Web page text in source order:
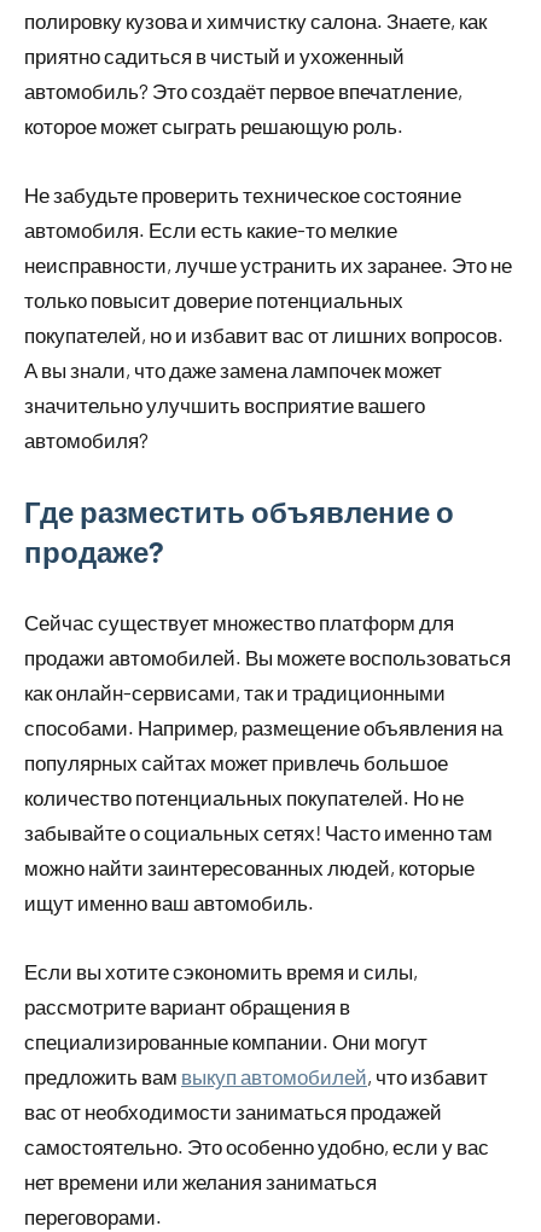
полировку кузова и химчистку салона. Знаете, как
приятно садиться в чистый и ухоженный
автомобиль? Это создаёт первое впечатление,
которое может сыграть решающую роль.
Не забудьте проверить техническое состояние
автомобиля. Если есть какие-то мелкие
неисправности, лучше устранить их заранее. Это не
только повысит доверие потенциальных
покупателей, но и избавит вас от лишних вопросов.
А вы знали, что даже замена лампочек может
значительно улучшить восприятие вашего
автомобиля?
Где разместить объявление о
продаже?
Сейчас существует множество платформ для
продажи автомобилей. Вы можете воспользоваться
как онлайн-сервисами, так и традиционными
способами. Например, размещение объявления на
популярных сайтах может привлечь большое
количество потенциальных покупателей. Но не
забывайте о социальных сетях! Часто именно там
можно найти заинтересованных людей, которые
ищут именно ваш автомобиль.
Если вы хотите сэкономить время и силы,
рассмотрите вариант обращения в
специализированные компании. Они могут
предложить вам выкуп автомобилей, что избавит
вас от необходимости заниматься продажей
самостоятельно. Это особенно удобно, если у вас
нет времени или желания заниматься
переговорами.